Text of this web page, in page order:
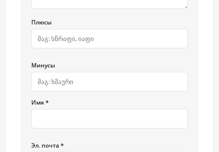
Плюсы
Минусы
Имя *
Эл. почта *